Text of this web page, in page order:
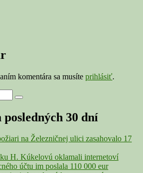
komentára sa musíte prihlásiť.
Search
30 dní
na Železničnej ulici zasahovalo 17
H. Kúkelovú oklamali internetoví
účtu im poslala 110 000 eur